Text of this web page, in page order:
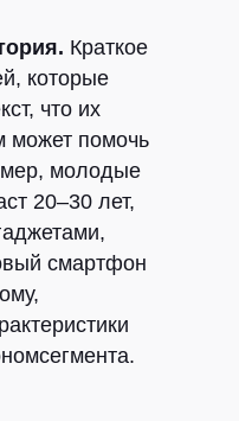
Краткое
которые
что их
может помочь
молодые
20–30 лет,
смартфон